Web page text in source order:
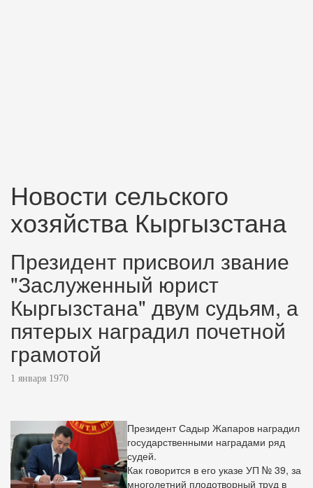
Новости сельского
хозяйства Кыргызстана
Президент присвоил звание
"Заслуженный юрист
Кыргызстана" двум судьям, а
пятерых наградил почетной
грамотой
1 января 1970
Президент Садыр Жапаров наградил
государственными наградами ряд
судей.
Как говорится в его указе УП № 39, за
многолетний плодотворный труд в